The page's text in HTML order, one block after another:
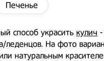
Печенье
способ украсить кулич
леденцов. На фото
натуральным